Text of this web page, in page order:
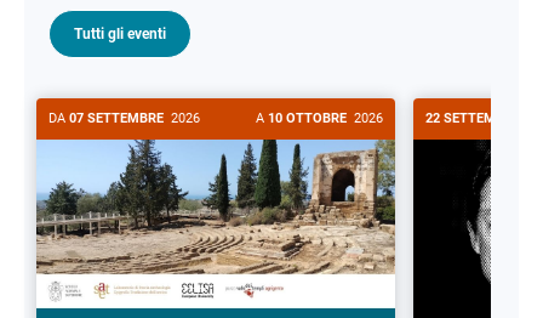
Tutti gli eventi
DA 07 SETTEMBRE 2026 A 10 OTTOBRE 2026 22 SETTEMBRE